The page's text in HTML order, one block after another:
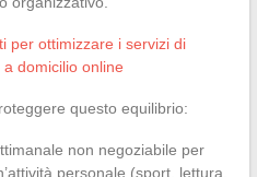
per ottimizzare i servizi di
domicilio online
questo equilibrio:
non negoziabile per
personale (sport, lettura,